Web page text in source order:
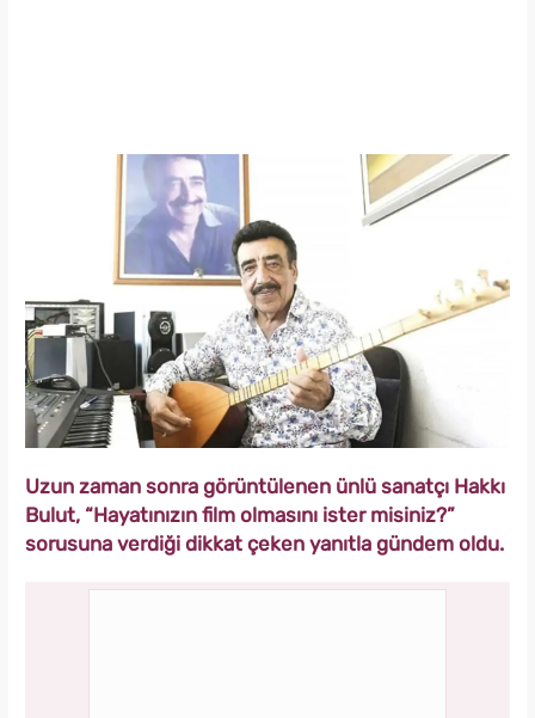
Uzun zaman sonra görüntülenen ünlü sanatçı Hakkı
Bulut, “Hayatınızın film olmasını ister misiniz?”
sorusuna verdiği dikkat çeken yanıtla gündem oldu.